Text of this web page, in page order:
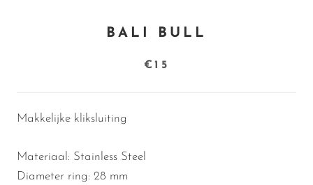
BALI BULL
€15
Makkelijke kliksluiting
Materiaal: Stainless Steel
Diameter ring: 28 mm